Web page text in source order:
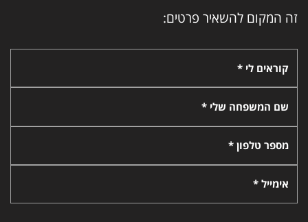
זה המקום להשאיר פרטים:
קוראים לי *
שם המשפחה שלי *
מספר טלפון *
אימייל *